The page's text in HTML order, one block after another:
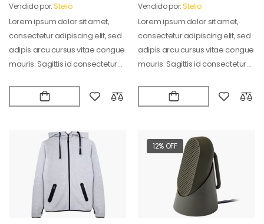
Vendido por:Stelio
Lorem ipsum dolor sit amet,
consectetur adipiscing elit, sed
adipis arcu cursus vitae congue
mauris. Sagittis id consectetur
Vendido por:Stelio
Lorem ipsum dolor sit amet,
consectetur adipiscing elit, sed
adipis arcu cursus vitae congue
mauris. Sagittis id consectetur
12% OFF